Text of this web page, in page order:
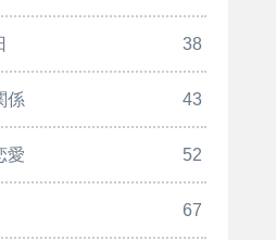
38
係 43
愛 52
67